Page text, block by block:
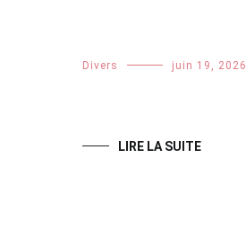
Divers juin 19, 2026
LIRE LA SUITE